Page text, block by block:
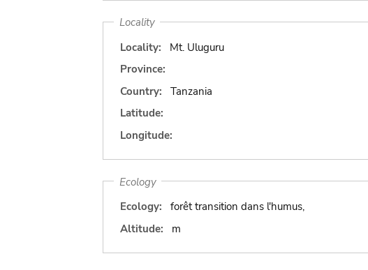
Locality
Locality:
Mt. Uluguru
Province:
Country:
Tanzania
Latitude:
Longitude:
Ecology
Ecology:
forêt transition dans l'humus,
Altitude:
m